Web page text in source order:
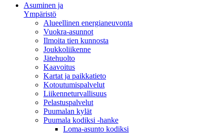
Asuminen ja
Ympäristö
Alueellinen energianeuvonta
Vuokra-asunnot
Ilmoita tien kunnosta
Joukkoliikenne
Jätehuolto
Kaavoitus
Kartat ja paikkatieto
Kotoutumispalvelut
Liikenneturvallisuus
Pelastuspalvelut
Puumalan kylät
Puumala kodiksi -hanke
Loma-asunto kodiksi